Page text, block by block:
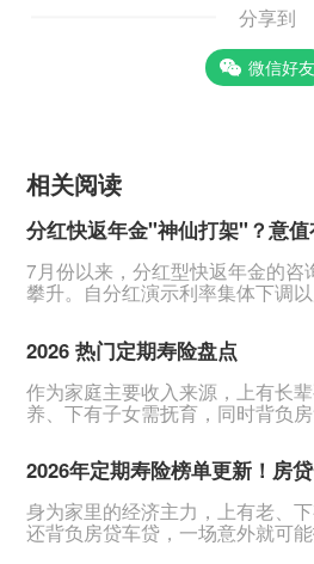
分享到
微信好友
相关阅读
7月份以来，分红型快返年金的咨
攀升。自分红演示利率集体下调
2.9%、30年IRR约2.6%的表现，快
从第5年末起就能领约3%的年金及
能更能快速抓住客户的眼球。
体热度上升的同时，各家保险公司
推出主力产品，快返年金赛道进
华等
2026 热门定期寿险盘点
作为家庭主要收入来源，上有长
养、下有子女需抚育，同时背负
济很容易陷入崩塌。定期寿险凭借
费、高额保障的优势，成为普通
最低、实用性最强的刚需保障。如
上定寿产品层出不穷，不同产品在
则、健康告知、免责条款上差异
身为家里的经济主力，上有老、下
还背负房贷车贷，一场意外就可